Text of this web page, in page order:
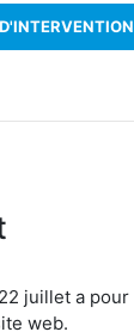
juillet a pour
web.